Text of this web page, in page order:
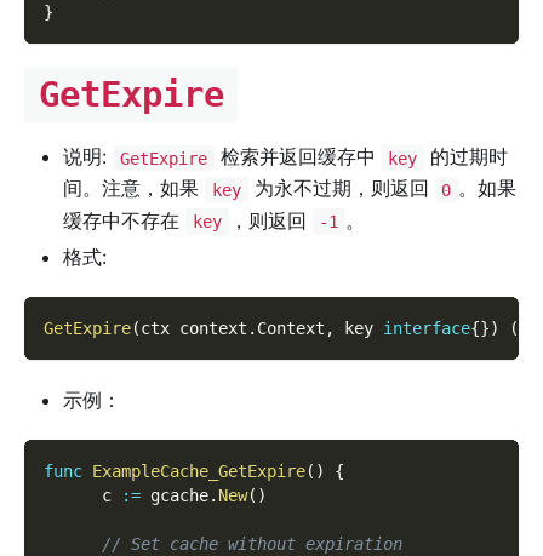
}
GetExpire
说明: GetExpire 检索并返回缓存中 key
的过期时
间。注意，如果
key 为永不过期，则返回 0 。如果
缓存中不存在
key ，则返回 -1
。
格式:
GetExpire(ctx context . Context , key interface{}) (
示例：
func ExampleCache_GetExpire( )
{
      c
:= gcache. New( )
// Set cache without expiration